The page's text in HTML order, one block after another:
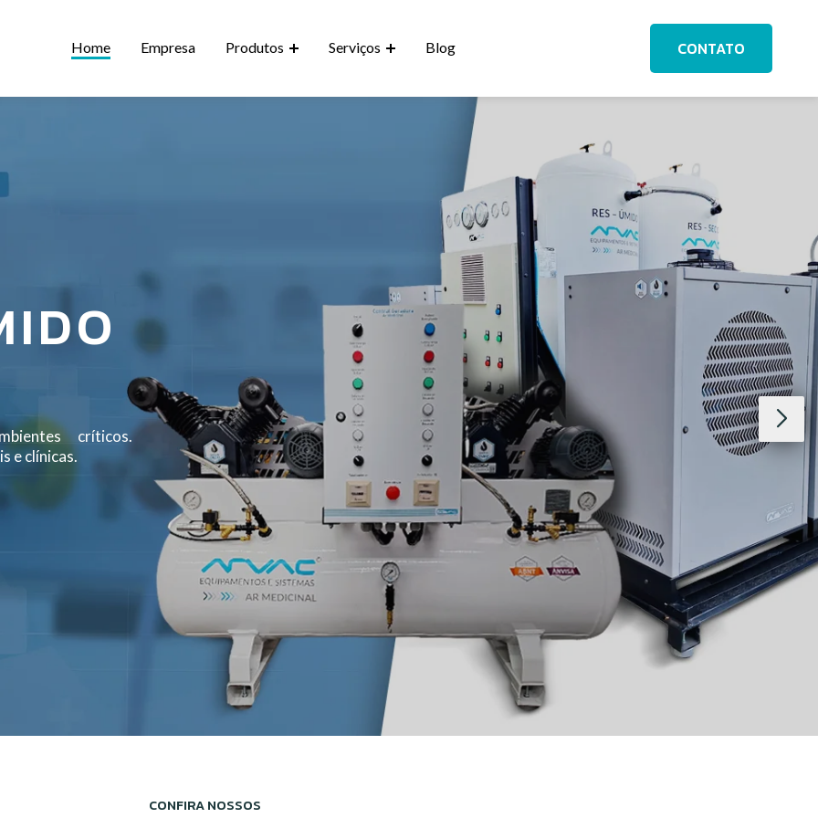
Home Empresa Produtos Serviços Blog CONTATO
REDES DE GASES
Projetos personalizados para instalações seguras e eficientes.
Especialistas em rede de gases hospitalares e odontológicos.
SAIBA MAIS
CONFIRA NOSSOS